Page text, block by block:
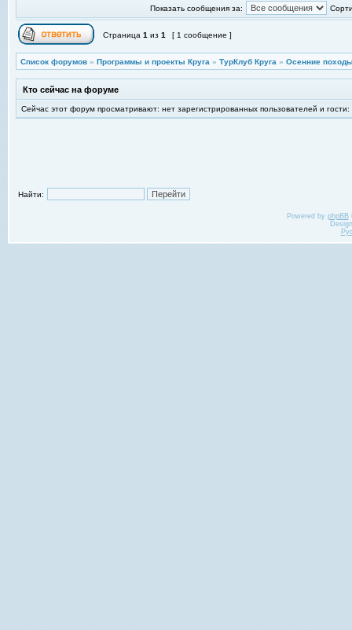
Показать сообщения за:
Страница 1 из 1 [ 1 сообщение ]
Список форумов » Программы и проекты Круга » ТурКлуб Круга » Осенние
Кто сейчас на форуме
Сейчас этот форум просматривают: нет зарегистрированных пользователей и гости:
Найти:
Powered by phpBB